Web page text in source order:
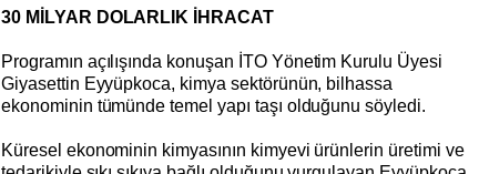
30 MİLYAR DOLARLIK İHRACAT
Programın açılışında konuşan İTO Yönetim Kurulu Üyesi
Giyasettin Eyyüpkoca, kimya sektörünün, bilhassa
ekonominin tümünde temel yapı taşı olduğunu söyledi.
Küresel ekonominin kimyasının kimyevi ürünlerin üretimi ve